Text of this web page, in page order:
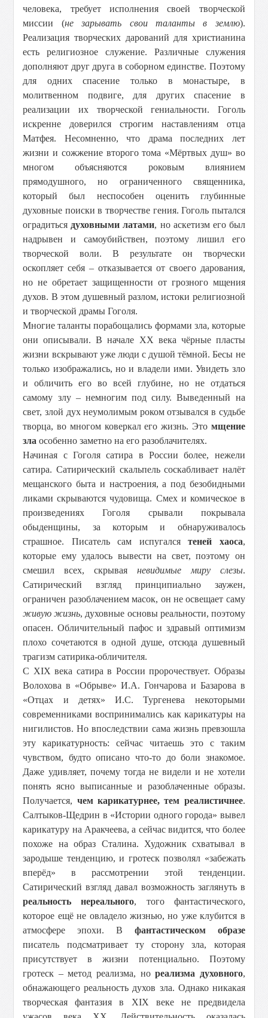
человека, требует исполнения своей творческой
миссии (не зарывать свои таланты в землю).
Реализация творческих дарований для христианина
есть религиозное служение. Различные служения
дополняют друг друга в соборном единстве. Поэтому
для одних спасение только в монастыре, в
молитвенном подвиге, для других спасение в
реализации их творческой гениальности. Гоголь
искренне доверился строгим наставлениям отца
Матфея. Несомненно, что драма последних лет
жизни и сожжение второго тома «Мёртвых душ» во
многом объясняются роковым влиянием
прямодушного, но ограниченного священника,
который был неспособен оценить глубинные
духовные поиски в творчестве гения. Гоголь пытался
оградиться духовными латами, но аскетизм его был
надрывен и самоубийствен, поэтому лишил его
творческой воли. В результате он творчески
оскопляет себя – отказывается от своего дарования,
но не обретает защищенности от грозного мщения
духов. В этом душевный разлом, истоки религиозной
и творческой драмы Гоголя.
Многие таланты порабощались формами зла, которые
они описывали. В начале XX века чёрные пласты
жизни вскрывают уже люди с душой тёмной. Бесы не
только изображались, но и владели ими. Увидеть зло
и обличить его во всей глубине, но не отдаться
самому злу – немногим под силу. Выведенный на
свет, злой дух неумолимым роком отзывался в судьбе
творца, во многом коверкал его жизнь. Это мщение
зла особенно заметно на его разоблачителях.
Начиная с Гоголя сатира в России более, нежели
сатира. Сатирический скальпель соскабливает налёт
мещанского быта и настроения, а под безобидными
ликами скрываются чудовища. Смех и комическое в
произведениях Гоголя срывали покрывала
обыденщины, за которым и обнаруживалось
страшное. Писатель сам испугалсятеней хаоса,
которые ему удалось вывести на свет, поэтому он
смешил всех, скрывая невидимые миру слезы.
Сатирический взгляд принципиально заужен,
ограничен разоблачением масок, он не освещает саму
живую жизнь, духовные основы реальности, поэтому
опасен. Обличительный пафос и здравый оптимизм
плохо сочетаются в одной душе, отсюда душевный
трагизм сатирика-обличителя.
С XIX века сатира в России пророчествует. Образы
Волохова в «Обрыве» И.А. Гончарова и Базарова в
«Отцах и детях» И.С. Тургенева некоторыми
современниками воспринимались как карикатуры на
нигилистов. Но впоследствии сама жизнь превзошла
эту карикатурность: сейчас читаешь это с таким
чувством, будто описано что-то до боли знакомое.
Даже удивляет, почему тогда не видели и не хотели
понять ясно выписанные и разоблаченные образы.
Получается, чем карикатурнее, тем реалистичнее.
Салтыков-Щедрин в «Истории одного города» вывел
карикатуру на Аракчеева, а сейчас видится, что более
похоже на образ Сталина. Художник схватывал в
зародыше тенденцию, и гротеск позволял «забежать
вперёд» в рассмотрении этой тенденции.
Сатирический взгляд давал возможность заглянуть в
реальность нереального, того фантастического,
которое ещё не овладело жизнью, но уже клубится в
атмосфере эпохи. В фантастическом образе
писатель подсматривает ту сторону зла, которая
присутствует в жизни потенциально. Поэтому
гротеск – метод реализма, нореализма духовного,
обнажающего реальность духов зла. Однако никакая
творческая фантазия в XIX веке не предвидела